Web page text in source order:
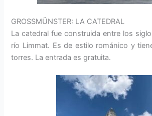
GROSSMÜNSTER: LA CATEDRAL
La catedral fue construida entre los
río Limmat. Es de estilo románico y
torres. La entrada es gratuita.